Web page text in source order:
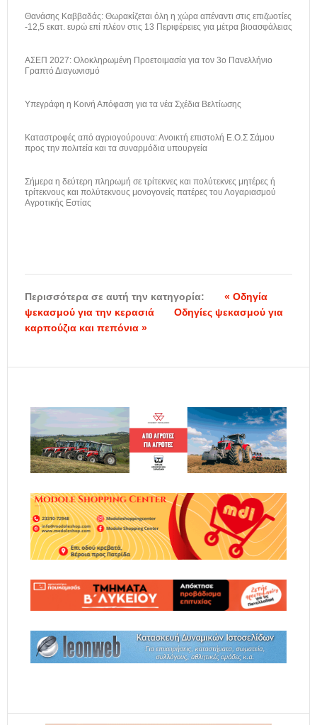
Θανάσης Καββαδάς: Θωρακίζεται όλη η χώρα απέναντι στις επιζωοτίες
-12,5 εκατ. ευρώ επί πλέον στις 13 Περιφέρειες για μέτρα βιοασφάλειας
ΑΣΕΠ 2027: Ολοκληρωμένη Προετοιμασία για τον 3ο Πανελλήνιο
Γραπτό Διαγωνισμό
Υπεγράφη η Κοινή Απόφαση για τα νέα Σχέδια Βελτίωσης
Καταστροφές από αγριογούρουνα: Ανοικτή επιστολή Ε.Ο.Σ Σάμου
προς την πολιτεία και τα συναρμόδια υπουργεία
Σήμερα η δεύτερη πληρωμή σε τρίτεκνες και πολύτεκνες μητέρες ή
τρίτεκνους και πολύτεκνους μονογονείς πατέρες του Λογαριασμού
Αγροτικής Εστίας
Περισσότερα σε αυτή την κατηγορία:
« Οδηγία
ψεκασμού για την κερασιά
Οδηγίες ψεκασμού για
καρπούζια και πεπόνια »